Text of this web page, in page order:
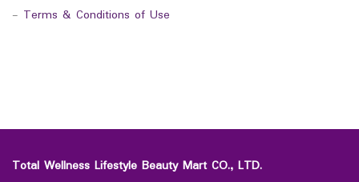
- Terms & Conditions of Use
Total Wellness Lifestyle Beauty Mart CO., LTD.